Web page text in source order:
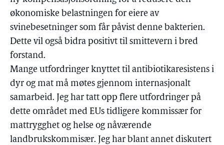
økonomiske belastningen for eiere av
svinebesetninger som får påvist denne bakterien.
Dette vil også bidra positivt til smittevern i bred
forstand.
Mange utfordringer knyttet til antibiotikaresistens i
dyr og mat må møtes gjennom internasjonalt
samarbeid. Jeg har tatt opp flere utfordringer på
dette området med EUs tidligere kommissær for
mattrygghet og helse og nåværende
landbrukskommisær. Jeg har blant annet diskutert